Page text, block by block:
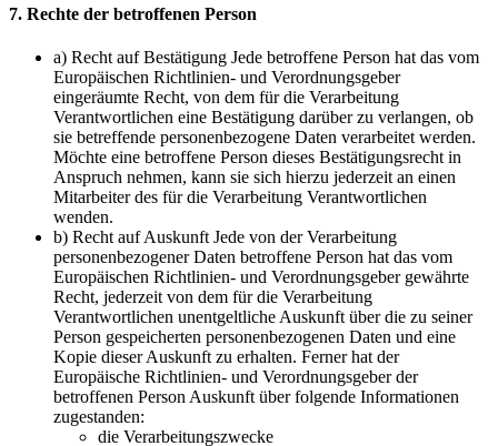
7. Rechte der betroffenen Person
a) Recht auf Bestätigung Jede betroffene Person hat das vom
Europäischen Richtlinien- und Verordnungsgeber
eingeräumte Recht, von dem für die Verarbeitung
Verantwortlichen eine Bestätigung darüber zu verlangen, ob
sie betreffende personenbezogene Daten verarbeitet werden.
Möchte eine betroffene Person dieses Bestätigungsrecht in
Anspruch nehmen, kann sie sich hierzu jederzeit an einen
Mitarbeiter des für die Verarbeitung Verantwortlichen
wenden.
b) Recht auf Auskunft Jede von der Verarbeitung
personenbezogener Daten betroffene Person hat das vom
Europäischen Richtlinien- und Verordnungsgeber gewährte
Recht, jederzeit von dem für die Verarbeitung
Verantwortlichen unentgeltliche Auskunft über die zu seiner
Person gespeicherten personenbezogenen Daten und eine
Kopie dieser Auskunft zu erhalten. Ferner hat der
Europäische Richtlinien- und Verordnungsgeber der
betroffenen Person Auskunft über folgende Informationen
zugestanden:
die Verarbeitungszwecke